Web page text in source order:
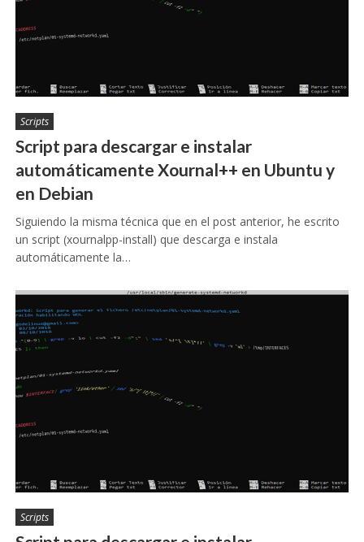
Scripts
Script para descargar e instalar
automáticamente Xournal++ en Ubuntu y
en Debian
Siguiendo la misma técnica que en el post anterior, he escrito
un script (xournalpp-install) que descarga e instala
automáticamente la…
Scripts